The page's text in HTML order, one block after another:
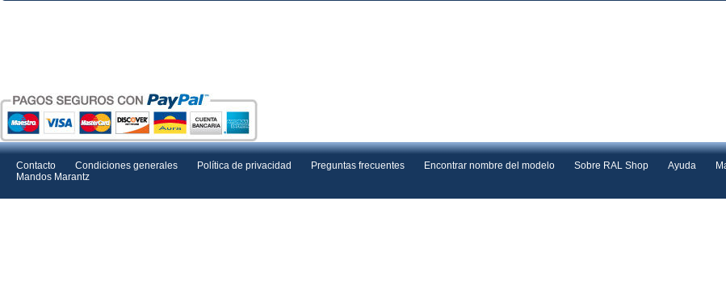
Contacto Condiciones generales Política de privacidad Preguntas frecuentes Encontrar nombre del modelo Sobre RAL Shop Ayuda
Mandos Marantz